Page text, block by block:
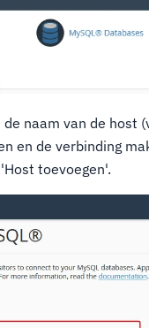
naam van de
en de verbinding
toevoegen'.